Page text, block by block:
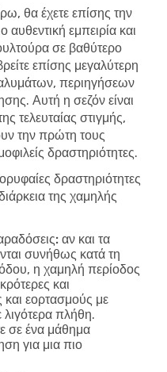
θα έχετε επίσης την
αυθεντική εμπειρία και
σε βαθύτερο
επίσης μεγαλύτερη
περιηγήσεων
Αυτή η σεζόν είναι
τελευταίας στιγμής,
την πρώτη τους
δραστηριότητες.
δραστηριότητες
της χαμηλής
αν και τα
συνήθως κατά τη
η χαμηλή περίοδος
και
και εορτασμούς με
πλήθη.
σε ένα μάθημα
για μια πιο